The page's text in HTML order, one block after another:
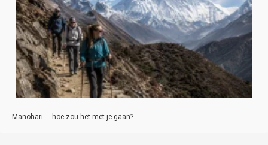
Manohari … hoe zou het met je gaan?